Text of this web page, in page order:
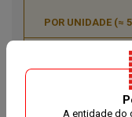
A entidade do
dos quais: